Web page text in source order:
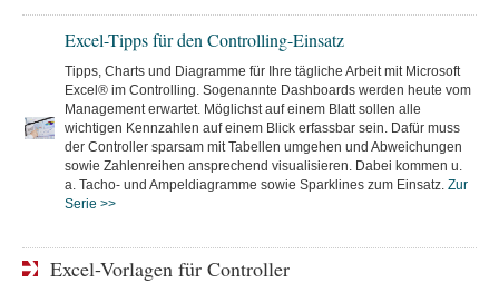
Excel-Tipps für den Controlling-Einsatz
Tipps, Charts und Diagramme für Ihre tägliche Arbeit mit Microsoft
Excel® im Controlling. Sogenannte Dashboards werden heute vom
Management erwartet. Möglichst auf einem Blatt sollen alle
wichtigen Kennzahlen auf einem Blick erfassbar sein. Dafür muss
der Controller sparsam mit Tabellen umgehen und Abweichungen
sowie Zahlenreihen ansprechend visualisieren. Dabei kommen u.
a. Tacho- und Ampeldiagramme sowie Sparklines zum Einsatz. Zur
Serie >>
Excel-Vorlagen für Controller